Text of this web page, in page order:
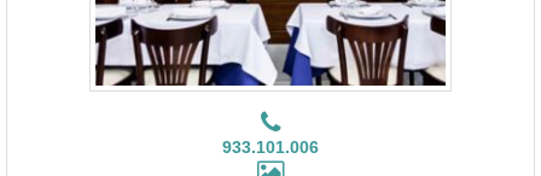
933.101.006